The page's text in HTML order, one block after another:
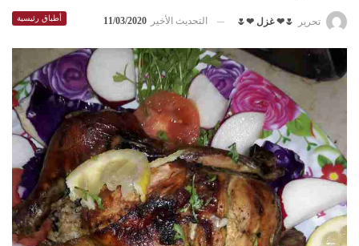
أطباق رئيسية تحرير 🌷❤ غزل ❤🌷 التحديث الأخير 11/03/2020